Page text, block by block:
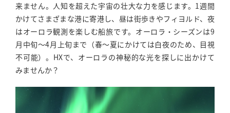
来ません。人知を超えた宇宙の壮大な力を感じます。1週間
かけてさまざまな港に寄港し、昼は街歩きやフィヨルド、夜
はオーロラ観測を楽しむ船旅です。オーロラ・シーズンは9
月中旬～4月上旬まで（春～夏にかけては白夜のため、目視
不可能）。HXで、オーロラの神秘的な光を探しに出かけて
みませんか？